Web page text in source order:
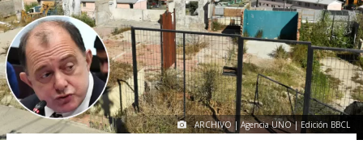
ARCHIVO | Agencia UNO | Edición BBCL